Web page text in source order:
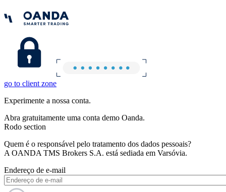
go to client zone
Experimente a nossa conta.
Abra gratuitamente uma conta demo Oanda.
Rodo section
Quem é o responsável pelo tratamento dos dados pessoais?
A OANDA TMS Brokers S.A. está sediada em Varsóvia.
Endereço de e-mail